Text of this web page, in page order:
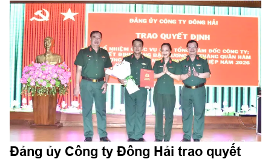
binh - Liệt sĩ (27/7/1947 – 27/7/2026).
Đảng ủy Công ty Đông Hải trao quyết